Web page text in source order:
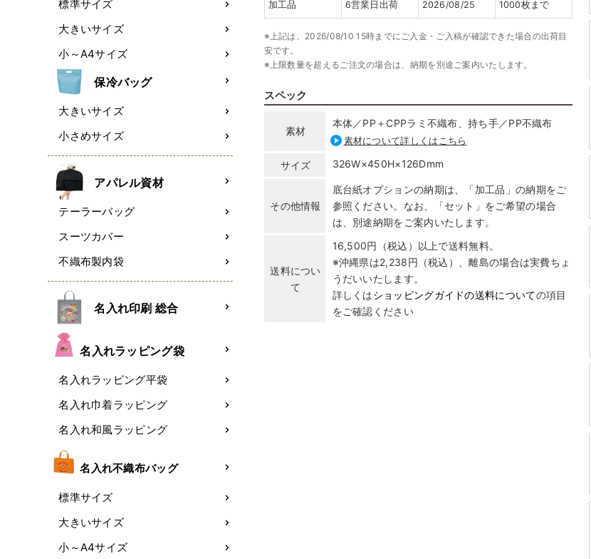
標準サイズ
大きいサイズ
小～A4サイズ
保冷バッグ
大きいサイズ
小さめサイズ
アパレル資材
テーラーバッグ
スーツカバー
不織布製内袋
名入れ印刷 総合
名入れラッピング袋
名入れラッピング平袋
名入れ巾着ラッピング
名入れ和風ラッピング
名入れ不織布バッグ
標準サイズ
大きいサイズ
小～A4サイズ
加工品 6営業日出荷 2026/08/25 1000枚まで
※上記は、2026/08/10 15時までにご入金・ご入稿が確認できた場合の出荷目
安です。
※上限数量を超えるご注文の場合は、納期を別途ご案内いたします。
スペック
素材
本体／PP＋CPPラミ不織布、持ち手／PP不織布
素材について詳しくはこちら
サイズ 326W×450H×126Dmm
その他情報
底台紙オプションの納期は、「加工品」の納期をご
参照ください。なお、「セット」をご希望の場合
は、別途納期をご案内いたします。
送料につい
て
16,500円（税込）以上で送料無料。
※沖縄県は2,238円（税込）、離島の場合は実費ちょ
うだいいたします。
詳しくはショッピングガイドの送料についての項目
をご確認ください